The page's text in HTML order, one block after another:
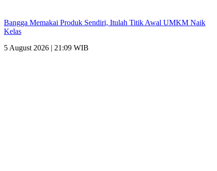
Bangga Memakai Produk Sendiri, Itulah Titik Awal UMKM Naik
Kelas
5 August 2026 | 21:09 WIB